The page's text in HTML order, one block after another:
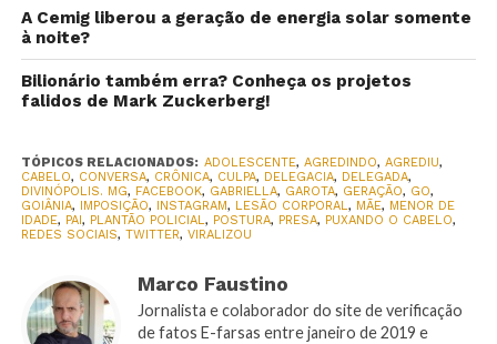
A Cemig liberou a geração de energia solar somente
à noite?
Bilionário também erra? Conheça os projetos
falidos de Mark Zuckerberg!
TÓPICOS RELACIONADOS: ADOLESCENTE, AGREDINDO, AGREDIU,
CABELO, CONVERSA, CRÔNICA, CULPA, DELEGACIA, DELEGADA,
DIVINÓPOLIS. MG, FACEBOOK, GABRIELLA, GAROTA, GERAÇÃO, GO,
GOIÂNIA, IMPOSIÇÃO, INSTAGRAM, LESÃO CORPORAL, MÃE, MENOR DE
IDADE, PAI , PLANTÃO POLICIAL, POSTURA, PRESA, PUXANDO O CABELO,
REDES SOCIAIS, TWITTER, VIRALIZOU
Marco Faustino
Jornalista e colaborador do site de verificação
de fatos E-farsas entre janeiro de 2019 e